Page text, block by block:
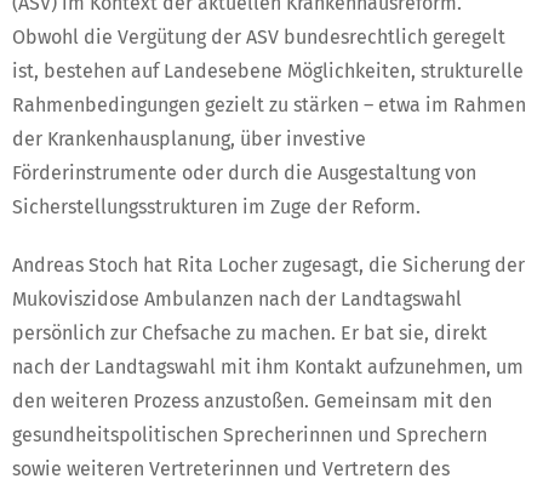
Obwohl die Vergütung der ASV bundesrechtlich geregelt
ist, bestehen auf Landesebene Möglichkeiten, strukturelle
Rahmenbedingungen gezielt zu stärken – etwa im Rahmen
der Krankenhausplanung, über investive
Förderinstrumente oder durch die Ausgestaltung von
Sicherstellungsstrukturen im Zuge der Reform.
Andreas Stoch hat Rita Locher zugesagt, die Sicherung der
Mukoviszidose Ambulanzen nach der Landtagswahl
persönlich zur Chefsache zu machen. Er bat sie, direkt
nach der Landtagswahl mit ihm Kontakt aufzunehmen, um
den weiteren Prozess anzustoßen. Gemeinsam mit den
gesundheitspolitischen Sprecherinnen und Sprechern
sowie weiteren Vertreterinnen und Vertretern des